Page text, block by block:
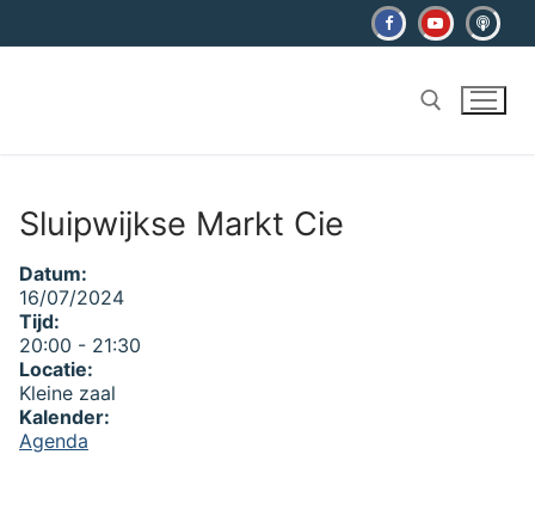
naar
Sluipwijkse Markt Cie
Datum:
16/07/2024
Tijd:
20:00 - 21:30
Locatie:
Kleine zaal
Kalender:
Agenda